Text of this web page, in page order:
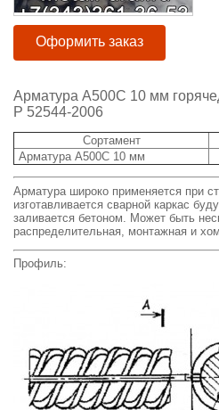
Оформить заказ
Арматура А500С 10 мм
Р 52544-2006
Сортамент
Арматура А500С 10 мм
Арматура широко применяется при
изготавливается сварной каркас
заливается бетоном. Может быть
распределительная, монтажная и
Профиль: